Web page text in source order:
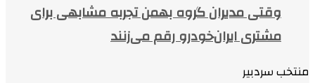
وقتی مدیران گروه بهمن تجربه مشابهی برای
مشتری ایران‌خودرو رقم می‌زنند
منتخب سردبیر